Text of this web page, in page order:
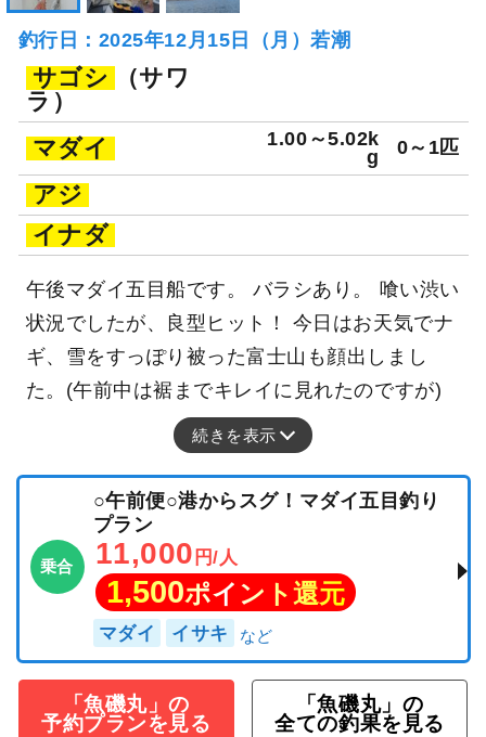
釣行日：2025年12月15日（月）若潮
サゴシ
（サワ
ラ）
マダイ
1.00～5.02k
g
0～1匹
アジ
イナダ
午後マダイ五目船です。 バラシあり。 喰い渋い
状況でしたが、良型ヒット！ 今日はお天気でナ
ギ、雪をすっぽり被った富士山も顔出しまし
た。(午前中は裾までキレイに見れたのですが)
続きを表示
乗合
○午前便○港からスグ！マダイ五目釣り
プラン
11,000 円/人
1,500ポイント還元
マダイ イサキ
「魚磯丸」の
予約プランを見る
「魚磯丸」の
全ての釣果を見る